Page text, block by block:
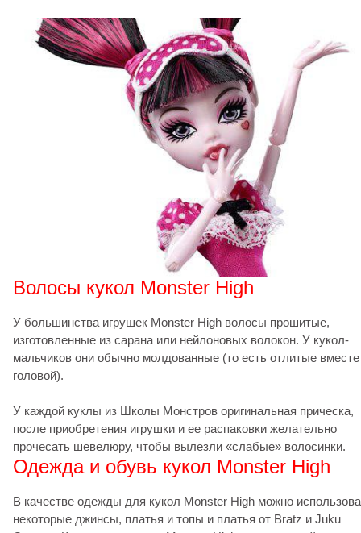
Волосы кукол Monster High
У большинства игрушек Monster High волосы прошитые,
изготовленные из сарана или нейлоновых волокон. У кукол-
мальчиков они обычно молдованные (то есть отлитые
головой).
У каждой куклы из Школы Монстров оригинальная прическа,
после приобретения игрушки и ее распаковки желательно
прочесать шевелюру, чтобы вылезли «слабые» волосинки.
Одежда и обувь кукол Monster High
В качестве одежды для кукол Monster High можно
некоторые джинсы, платья и топы и платья от Bratz и Juku